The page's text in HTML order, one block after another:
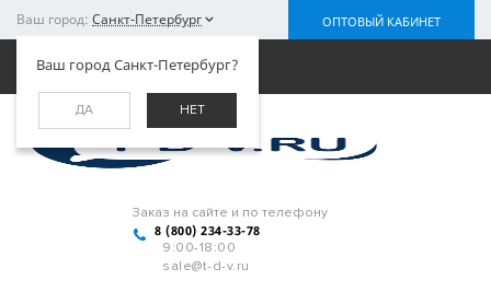
Ваш город: Санкт-Петербург
Ваш город Санкт-Петербург?
ДА НЕТ
ОПТОВЫЙ КАБИНЕТ
Заказ на сайте и по телефону
8 (800) 234-33-78
9:00-18:00
sale@t-d-v.ru
Меню